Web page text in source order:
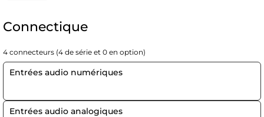
Connectique
4 connecteurs (4 de série et 0 en option)
Entrées audio numériques
Entrées audio analogiques